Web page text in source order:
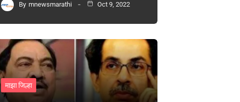
By mnewsmarathi Oct 9, 2022
माझा जिल्हा